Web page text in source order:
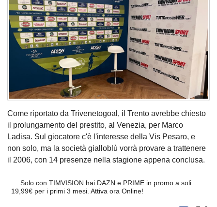
Come riportato da Trivenetogoal, il Trento avrebbe chiesto
il prolungamento del prestito, al Venezia, per Marco
Ladisa. Sul giocatore c'è l'interesse della Vis Pesaro, e
non solo, ma la società gialloblù vorrà provare a trattenere
il 2006, con 14 presenze nella stagione appena conclusa.
Solo con TIMVISION hai DAZN e PRIME in promo a soli
19,99€ per i primi 3 mesi. Attiva ora Online!